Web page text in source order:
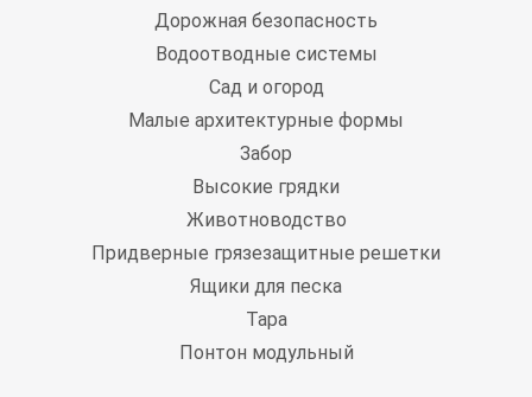
Дорожная безопасность
Водоотводные системы
Сад и огород
Малые архитектурные формы
Забор
Высокие грядки
Животноводство
Придверные грязезащитные решетки
Ящики для песка
Тара
Понтон модульный